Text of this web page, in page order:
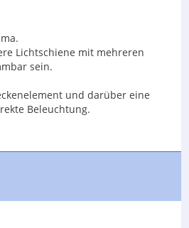
Lichtschiene mit mehreren
sein.
und darüber eine
Beleuchtung.